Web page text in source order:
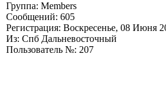
Группа: Members
Сообщений: 605
Регистрация: Воскресенье, 08 Июня
Из: Спб Дальневосточный
Пользователь №: 207